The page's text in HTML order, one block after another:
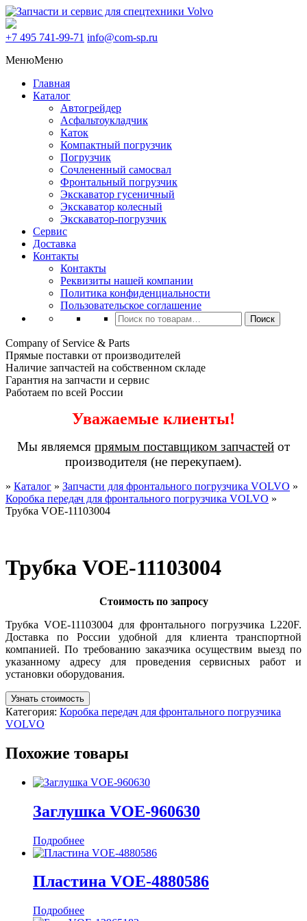
+7 495 741-99-71 info@com-sp.ru
МенюМеню
Главная
Каталог
Автогрейдер
Асфальтоукладчик
Каток
Компактный погрузчик
Погрузчик
Сочлененный самосвал
Фронтальный погрузчик
Экскаватор гусеничный
Экскаватор колесный
Экскаватор-погрузчик
Сервис
Доставка
Контакты
Контакты
Реквизиты нашей компании
Политика конфиденциальности
Пользовательское соглашение
Искать:
Поиск
Company of Service & Parts
Прямые поставки от производителей
Наличие запчастей на собственном складе
Гарантия на запчасти и сервис
Работаем по всей России
Уважаемые клиенты!
Мы являемся прямым поставщиком запчастей от
производителя (не перекупаем).
» Каталог » Запчасти для фронтального погрузчика VOLVO »
Коробка передач для фронтального погрузчика VOLVO »
Трубка VOE-11103004
Трубка VOE-11103004
Стоимость по запросу
Трубка VOE-11103004 для фронтального погрузчика L220F.
Доставка по России удобной для клиента транспортной
компанией. По требованию заказчика осуществим выезд по
указанному адресу для проведения сервисных работ и
установки оборудования.
Узнать стоимость
Категория: Коробка передач для фронтального погрузчика
VOLVO
Похожие товары
Заглушка VOE-960630
Подробнее
Пластина VOE-4880586
Подробнее